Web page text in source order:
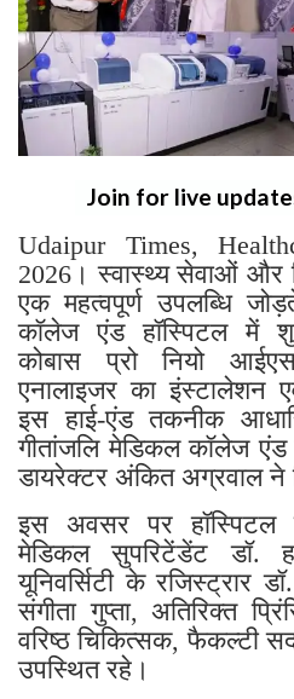
Join for live
Udaipur Times,
2026। स्वास्थ्य सेवाओं और
एक महत्वपूर्ण उपलब्धि
कॉलेज एंड हॉस्पिटल में
कोबास प्रो नियो
एनालाइजर का इंस्टालेशन
इस हाई-एंड तकनीक
गीतांजलि मेडिकल कॉलेज एंड
डायरेक्टर अंकित अग्रवाल ने
इस अवसर पर
मेडिकल सुपरिटेंडेंट डॉ.
यूनिवर्सिटी के रजिस्ट्रार
संगीता गुप्ता, अतिरिक्त
वरिष्ठ चिकित्सक, फैकल्टी
उपस्थित रहे।